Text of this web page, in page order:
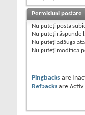
Permisiuni postare
Nu puteţi posta
Nu puteţi răspunde
Nu puteţi adăuga
Nu puteţi modifica
Pingbacks are
Refbacks are Activ